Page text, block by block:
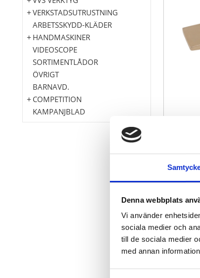
Denna webbplats
Vi använder
sociala medier och
till de sociala medier
med annan
gnistfri
slittålig
VERKSTADSUTRUSTNING
ARBETSSKYDD-KLÄDER
HANDMASKINER
VIDEOSCOPE
SORTIMENTLÅDOR
ÖVRIGT
BARNAVD.
COMPETITION
KAMPANJBLAD